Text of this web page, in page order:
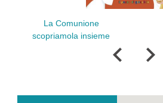
La Comunione
scopriamola insieme